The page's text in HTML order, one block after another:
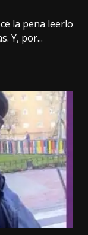
la pena leerlo
Y, por...